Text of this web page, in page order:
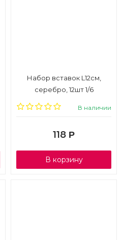
Набор вставок L12см,
серебро, 12шт 1/6
В наличии
118 Р
В корзину